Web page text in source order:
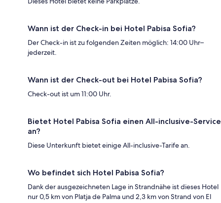
Wann ist der Check-in bei Hotel Pabisa Sofia?
Der Check-in ist zu folgenden Zeiten möglich: 14:00 Uhr–
jederzeit.
Wann ist der Check-out bei Hotel Pabisa Sofia?
Check-out ist um 11:00 Uhr.
Bietet Hotel Pabisa Sofia einen All-inclusive-Service
an?
Diese Unterkunft bietet einige All-inclusive-Tarife an.
Wo befindet sich Hotel Pabisa Sofia?
Dank der ausgezeichneten Lage in Strandnähe ist dieses Hotel
nur 0,5 km von Platja de Palma und 2,3 km von Strand von El